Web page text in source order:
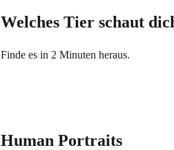
Welches Tier schaut
Finde es in 2 Minuten heraus.
Human Portraits